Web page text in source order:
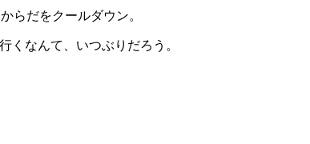
らだをクールダウン。
くなんて、いつぶりだろう。